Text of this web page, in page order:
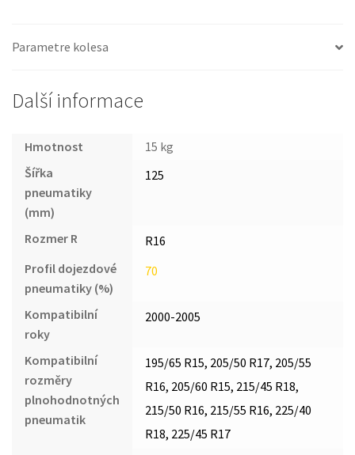
Parametre kolesa
Další informace
Hmotnost
15 kg
Šířka
pneumatiky
(mm)
125
Rozmer R
R16
Profil dojezdové
pneumatiky (%)
70
Kompatibilní
roky
2000-2005
Kompatibilní
rozměry
plnohodnotných
pneumatik
195/65 R15, 205/50 R17, 205/55
R16, 205/60 R15, 215/45 R18,
215/50 R16, 215/55 R16, 225/40
R18, 225/45 R17